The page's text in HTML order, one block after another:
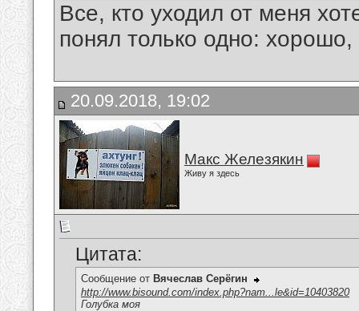
Все, кто уходил от меня
понял только одно:
20.09.2018, 19:02
Макс Железякин
Живу я здесь
Цитата:
Сообщение от Вячеслав Серёгин
http://www.bisound.com/index.php?nam...le&id=10403820
Голубка моя